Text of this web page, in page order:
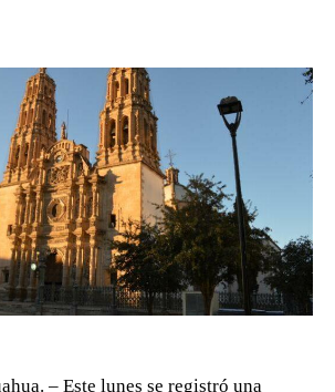
– Este lunes se registró una